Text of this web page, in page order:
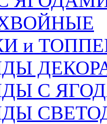
и
С